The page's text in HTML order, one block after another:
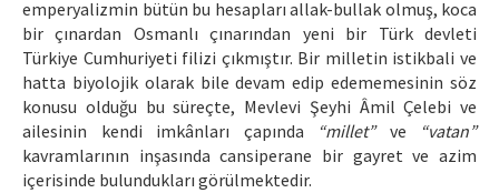
emperyalizmin bütün bu hesapları allak-bullak olmuş, koca
bir çınardan Osmanlı çınarından yeni bir Türk devleti
Türkiye Cumhuriyeti filizi çıkmıştır. Bir milletin istikbali ve
hatta biyolojik olarak bile devam edip edememesinin söz
konusu olduğu bu süreçte, Mevlevi Şeyhi Âmil Çelebi ve
ailesinin kendi imkânları çapında
“millet”ve
“vatan”
kavramlarının inşasında cansiperane bir gayret ve azim
içerisinde bulundukları görülmektedir.